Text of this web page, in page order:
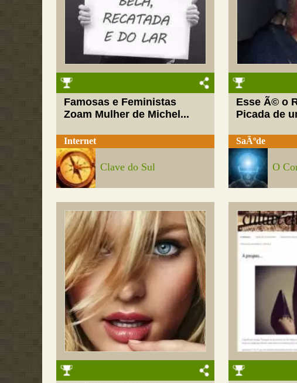
Famosas e Feministas
Zoam Mulher de Michel...
Internet
Clave do Sul
Esse Ã© o
Picada de
SaÃºde
O